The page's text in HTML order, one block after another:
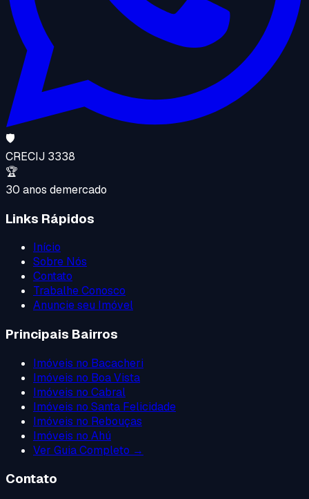
🛡️
CRECIJ 3338
🏆
30 anos demercado
Links Rápidos
Início
Sobre Nós
Contato
Trabalhe Conosco
Anuncie seu Imóvel
Principais Bairros
Imóveis no Bacacheri
Imóveis no Boa Vista
Imóveis no Cabral
Imóveis no Santa Felicidade
Imóveis no Rebouças
Imóveis no Ahú
Ver Guia Completo →
Contato